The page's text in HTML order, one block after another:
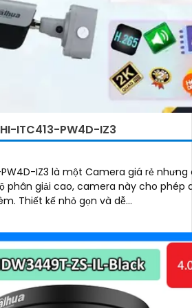
ITC413-PW4D-IZ3
IZ3 là một Camera giá rẻ
rõ nét cả ngày lẫn đêm. Thiết kế nhỏ gọn và dễ...